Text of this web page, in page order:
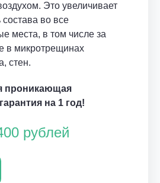
Это увеличивает
во все
места, в том числе за
в микротрещинах
стен.
проникающая
на 1 год!
рублей